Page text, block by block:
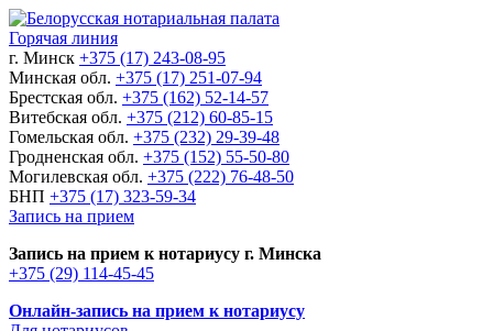
Горячая линия
г. Минск +375 (17) 243-08-95
Минская обл. +375 (17) 251-07-94
Брестская обл. +375 (162) 52-14-57
Витебская обл. +375 (212) 60-85-15
Гомельская обл. +375 (232) 29-39-48
Гродненская обл. +375 (152) 55-50-80
Могилевская обл. +375 (222) 76-48-50
БНП +375 (17) 323-59-34
Запись на прием
Запись на прием к нотариусу г. Минска
+375 (29) 114-45-45
Онлайн-запись на прием к нотариусу